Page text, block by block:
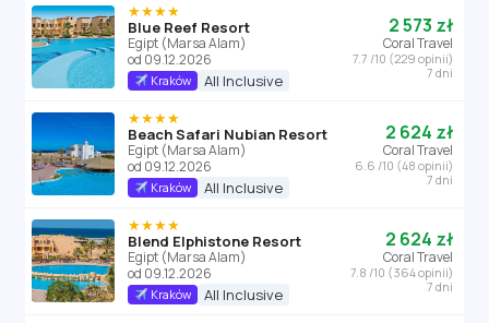
★★★★
Blue Reef Resort
Egipt (Marsa Alam)
od 09.12.2026
Kraków All Inclusive
2 573 zł
Coral Travel
7.7 /10 (229 opinii)
7 dni
★★★★
Beach Safari Nubian Resort
Egipt (Marsa Alam)
od 09.12.2026
Kraków All Inclusive
2 624 zł
Coral Travel
6.6 /10 (48 opinii)
7 dni
★★★★
Blend Elphistone Resort
Egipt (Marsa Alam)
od 09.12.2026
Kraków All Inclusive
2 624 zł
Coral Travel
7.8 /10 (364 opinii)
7 dni